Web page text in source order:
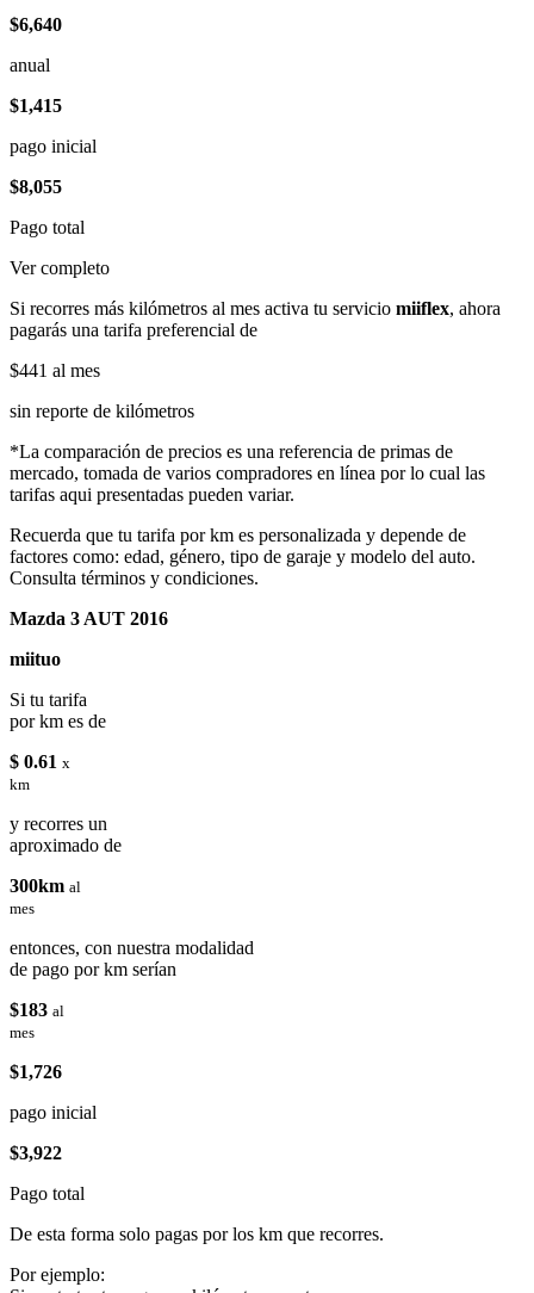
$6,640
anual
$1,415
pago inicial
$8,055
Pago total
Ver completo
Si recorres más kilómetros al mes activa tu servicio miiflex, ahora
pagarás una tarifa preferencial de
$441 al mes
sin reporte de kilómetros
*La comparación de precios es una referencia de primas de
mercado, tomada de varios compradores en línea por lo cual las
tarifas aqui presentadas pueden variar.
Recuerda que tu tarifa por km es personalizada y depende de
factores como: edad, género, tipo de garaje y modelo del auto.
Consulta términos y condiciones.
Mazda 3 AUT 2016
miituo
Si tu tarifa
por km es de
$ 0.61 x
km
y recorres un
aproximado de
300km al
mes
entonces, con nuestra modalidad
de pago por km serían
$183 al
mes
$1,726
pago inicial
$3,922
Pago total
De esta forma solo pagas por los km que recorres.
Por ejemplo: